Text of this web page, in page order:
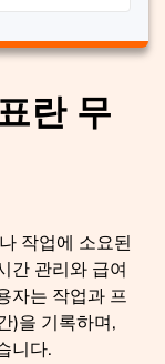
란 무
작업에 소요된
간 관리와 급여
자는 작업과 프
)을 기록하며,
니다.